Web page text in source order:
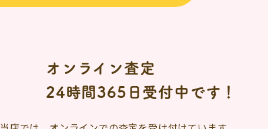
オンライン査定
24時間365日受付中です！